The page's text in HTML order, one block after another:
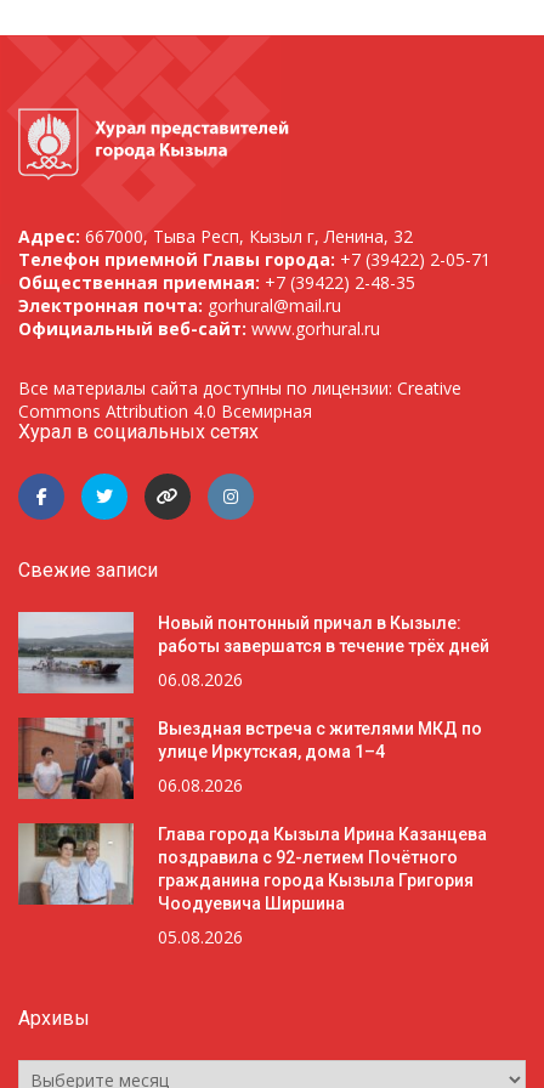
Адрес: 667000, Тыва Респ, Кызыл г, Ленина, 32
Телефон приемной Главы города: +7 (39422) 2-05-71
Общественная приемная: +7 (39422) 2-48-35
Электронная почта: gorhural@mail.ru
Официальный веб-сайт: www.gorhural.ru
Все материалы сайта доступны по лицензии: Creative
Commons Attribution 4.0 Всемирная
Хурал в социальных сетях
Свежие записи
Новый понтонный причал в Кызыле:
работы завершатся в течение трёх дней
06.08.2026
Выездная встреча с жителями МКД по
улице Иркутская, дома 1–4
06.08.2026
Глава города Кызыла Ирина Казанцева
поздравила с 92-летием Почётного
гражданина города Кызыла Григория
Чоодуевича Ширшина
05.08.2026
Архивы
Архивы